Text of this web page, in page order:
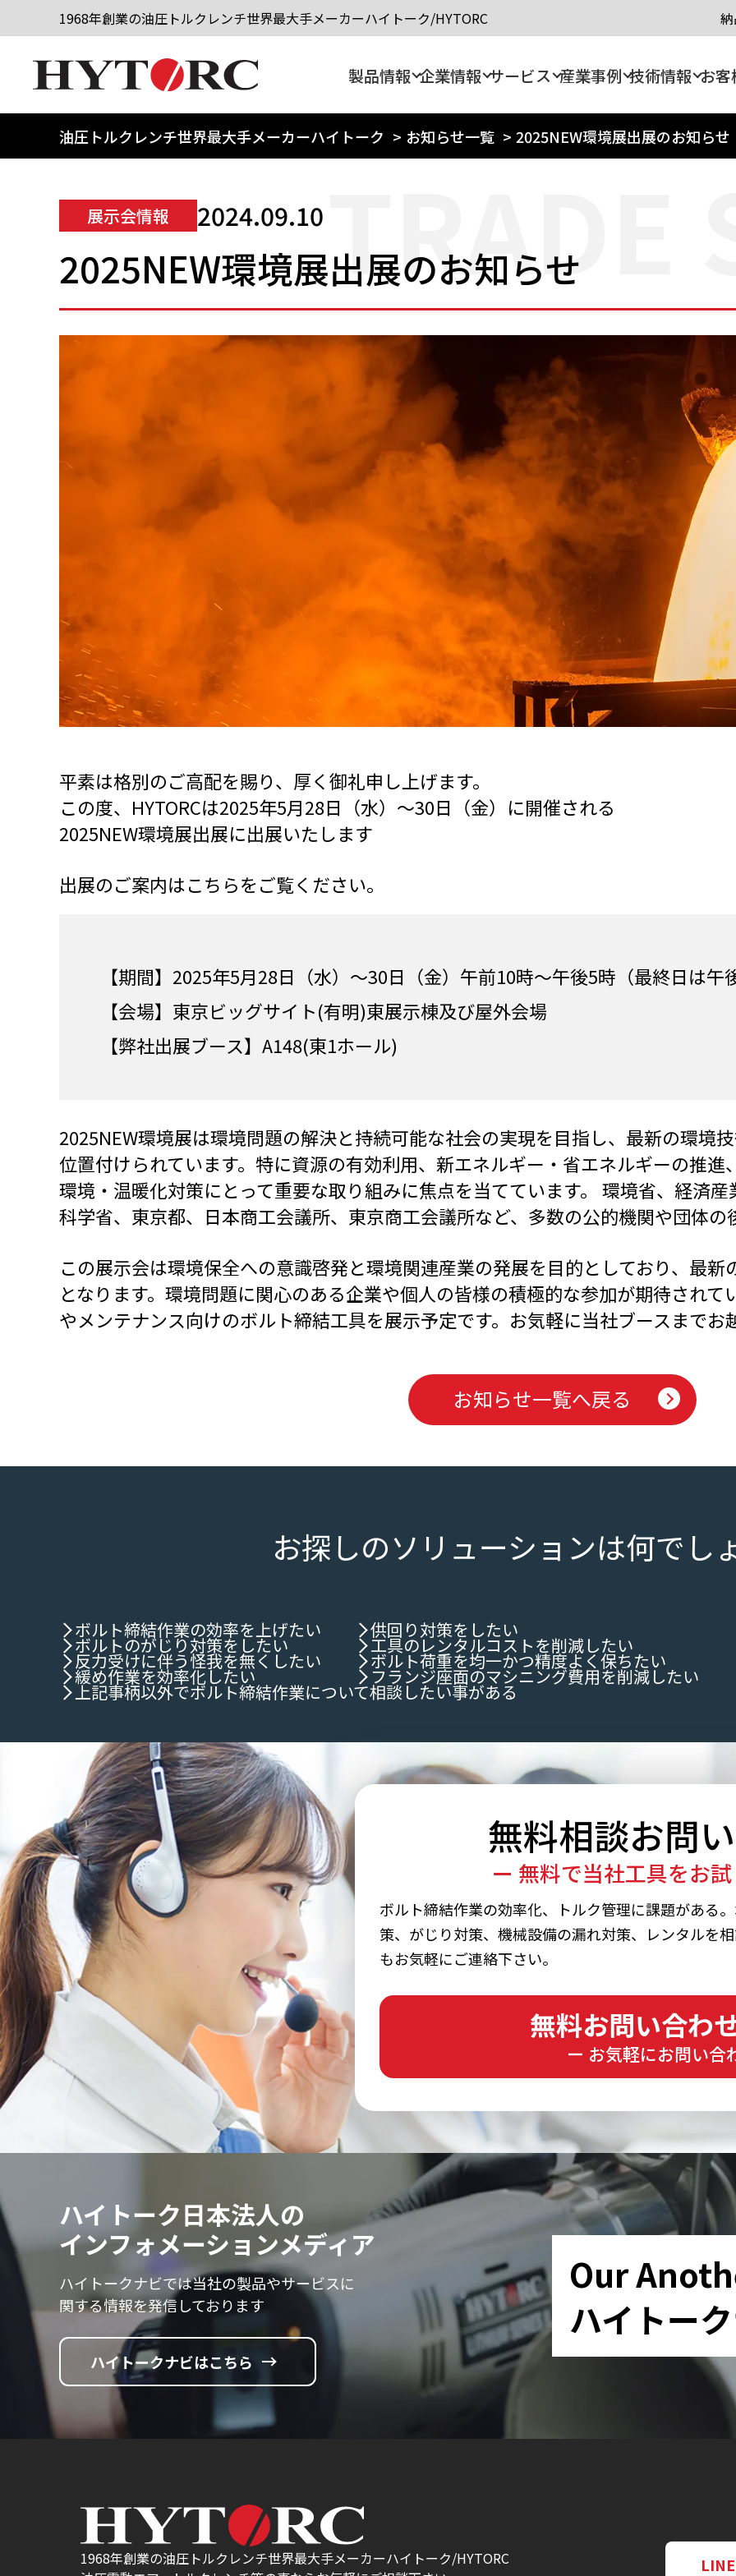
1968年創業の油圧トルクレンチ世界最大手メーカーハイトーク/HYTORC
製品情報 企業情報 サービス 産業事例 技術情報 お客
油圧トルクレンチ世界最大手メーカーハイトーク > お知らせ一覧 > 2025NEW環境展出展のお知らせ
TRADE
展示会情報 2024.09.10
2025NEW環境展出展のお知らせ
平素は格別のご高配を賜り、厚く御礼申し上げます。
この度、HYTORCは2025年5月28日（水）〜30日（金）に開催される
2025NEW環境展出展に出展いたします
出展のご案内はこちらをご覧ください。
【期間】2025年5月28日（水）〜30日（金）午前10時～午後5時（最終日は午
【会場】東京ビッグサイト(有明)東展示棟及び屋外会場
【弊社出展ブース】A148(東1ホール)
2025NEW環境展は環境問題の解決と持続可能な社会の実現を目指し、最新の環境
位置付けられています。特に資源の有効利用、新エネルギー・省エネルギーの推進
環境・温暖化対策にとって重要な取り組みに焦点を当てています。 環境省、経済
科学省、東京都、日本商工会議所、東京商工会議所など、多数の公的機関や団体の
この展示会は環境保全への意識啓発と環境関連産業の発展を目的としており、最
となります。環境問題に関心のある企業や個人の皆様の積極的な参加が期待され
やメンテナンス向けのボルト締結工具を展示予定です。お気軽に当社ブースまでお
お知らせ一覧へ戻る
お探しのソリューションは何でし
ボルト締結作業の効率を上げたい 供回り対策をしたい
ボルトのがじり対策をしたい 工具のレンタルコストを削減したい
反力受けに伴う怪我を無くしたい ボルト荷重を均一かつ精度よく保ちたい
緩め作業を効率化したい フランジ座面のマシニング費用を削減したい
上記事柄以外でボルト締結作業について相談したい事がある
無料相談お問
ー 無料で当社工具をお
ボルト締結作業の効率化、トルク管理に課題がある
策、がじり対策、機械設備の漏れ対策、レンタルを
もお気軽にご連絡下さい。
無料お問い合わ
ー お気軽にお問い合
Our
ハイトー
ハイトーク日本法人の
インフォメーションメディア
ハイトークナビでは当社の製品やサービスに
関する情報を発信しております
ハイトークナビはこちら
1968年創業の油圧トルクレンチ世界最大手メーカーハイトーク/HYTORC